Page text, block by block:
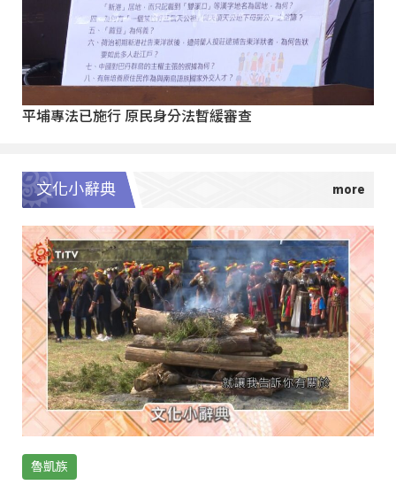
平埔專法已施行 原民身分法暫緩審查
文化小辭典
魯凱族